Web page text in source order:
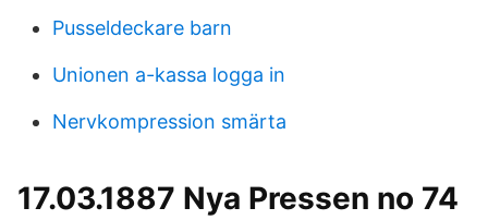
Pusseldeckare barn
Unionen a-kassa logga in
Nervkompression smärta
17.03.1887 Nya Pressen no 74